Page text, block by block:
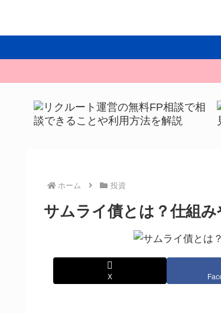
ホーム 投資
サムライ債とは？仕組
X